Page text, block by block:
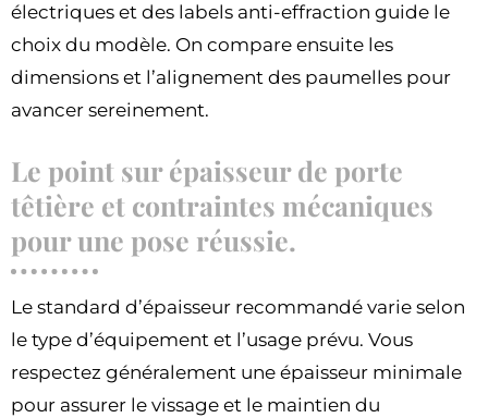
électriques et des labels anti-effraction guide le
choix du modèle. On compare ensuite les
dimensions et l’alignement des paumelles pour
avancer sereinement.
Le point sur épaisseur de porte
têtière et contraintes mécaniques
pour une pose réussie.
Le standard d’épaisseur recommandé varie selon
le type d’équipement et l’usage prévu. Vous
respectez généralement une épaisseur minimale
pour assurer le vissage et le maintien du